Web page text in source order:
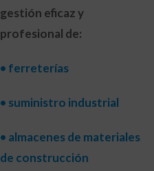
gestión eficaz y
profesional de:
• ferreterías
• suministro industrial
• almacenes de materiales
de construcción